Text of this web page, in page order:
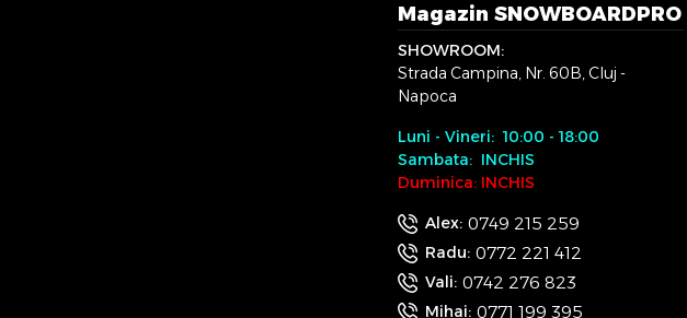
Magazin SNOWBOARDPRO
SHOWROOM:
Strada Campina, Nr. 60B, Cluj -
Napoca
Luni - Vineri: 10:00 - 18:00
Sambata: INCHIS
Duminica: INCHIS
Alex: 0749 215 259
Radu: 0772 221 412
Vali: 0742 276 823
Mihai: 0771 199 395